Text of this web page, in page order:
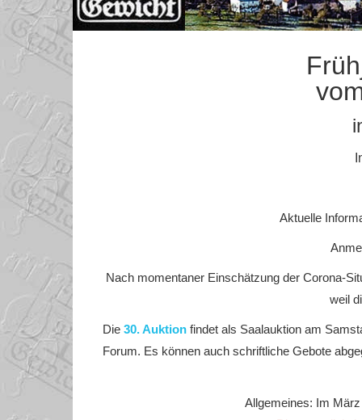
Aktuelle
Nach momentaner Einschätzung der Corona-
weil
Die 30. Auktion findet als Saalauktion am
Forum. Es können auch schriftliche Gebote
Allgemeines: Im